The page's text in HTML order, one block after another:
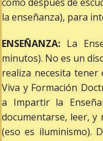
la enseñanza), para
ENSEÑANZA: La
minutos). No es un
realiza necesita tener
Viva y Formación
a Impartir la
documentarse, leer,
(eso es iluminismo).